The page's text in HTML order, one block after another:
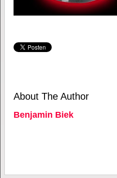
About The Author
Benjamin Biek